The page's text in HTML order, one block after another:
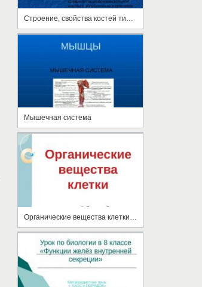
Строение, свойства костей типы их соединения
Мышечная система